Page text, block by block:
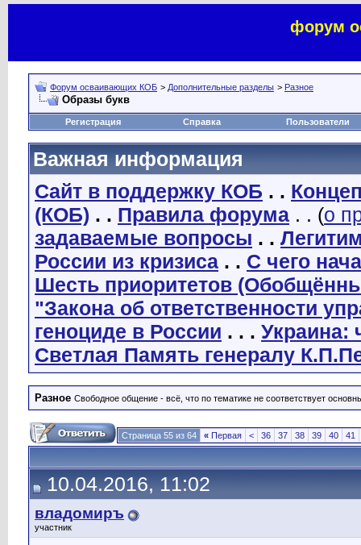
форум
Форум осваивающих КОБ > Дополнительные разделы > Разное
Образы букв
Регистрация Справка Пользователи
Важная информация
Сайт в поддержку КОБ . .
(КОБ) . . Правила форума . . (о
задаваемые вопросы . .
России из кризиса . . С чего
Шесть приоритетов
"Закона об ответственности
геноциде в России . . . Украина:
Светлая Память генералу
Разное Свободное общение - всё, что по тематике не соответствует
Страница 55 из 64 « Первая < 36 37 38 39 40 41
10.04.2016, 11:02
владомиръ
участник